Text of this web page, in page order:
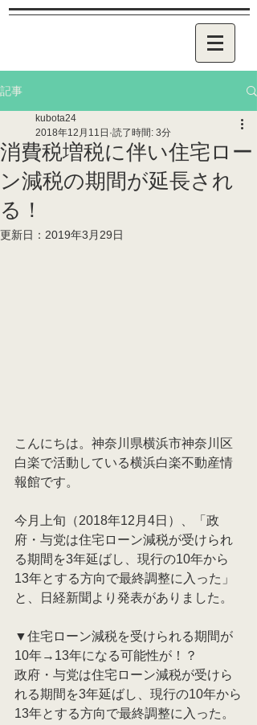
記事
消費税増税に伴い住宅ロー
ン減税の期間が延長され
る！
kubota24
2018年12月11日 読了時間: 3分
更新日： 2019年3月29日
こんにちは。神奈川県横浜市神奈川区
白楽で活動している横浜白楽不動産情
報館です。
今月上旬（2018年12月4日）、「政
府・与党は住宅ローン減税が受けられ
る期間を3年延ばし、現行の10年から
13年とする方向で最終調整に入った」
と、日経新聞より発表がありました。
▼住宅ローン減税を受けられる期間が
10年→13年になる可能性が！？
政府・与党は住宅ローン減税が受けら
れる期間を3年延ばし、現行の10年から
13年とする方向で最終調整に入った。